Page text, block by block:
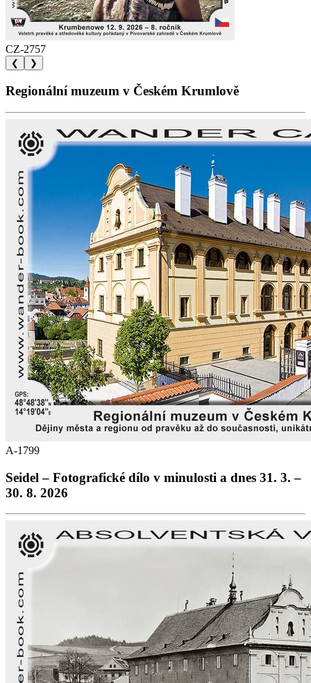
CZ-2757
❮ ❯
Regionální muzeum v Českém Krumlově
A-1799
Seidel – Fotografické dílo v minulosti a dnes 31. 3. –
30. 8. 2026